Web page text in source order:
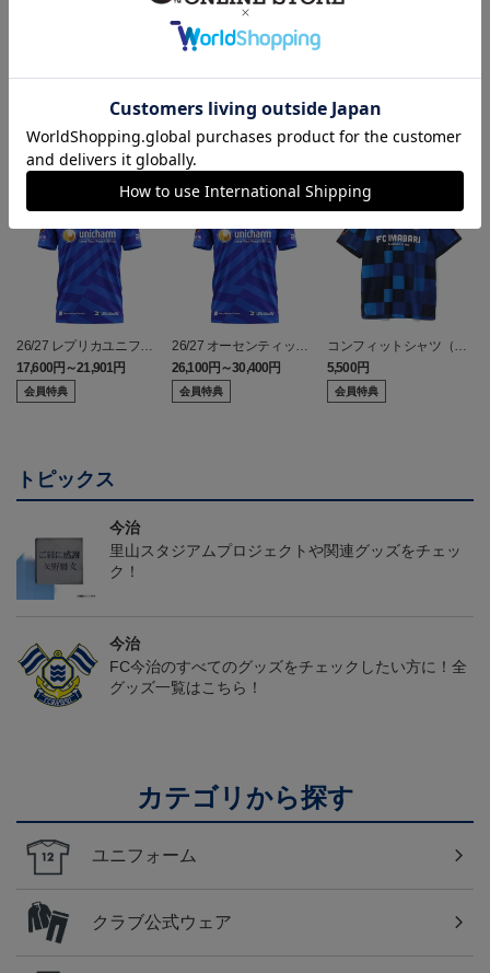
ランキング
26/27 レプリカユニフォ
ーム(FP1st)
17,600円～21,901円
会員特典
26/27 オーセンティック
ユニフォーム(FP1st)
26,100円～30,400円
会員特典
コンフィットシャツ（20
26SP）
5,500円
会員特典
トピックス
今治
里山スタジアムプロジェクトや関連グッズをチェッ
ク！
今治
FC今治のすべてのグッズをチェックしたい方に！全
グッズ一覧はこちら！
カテゴリから探す
ユニフォーム
クラブ公式ウェア